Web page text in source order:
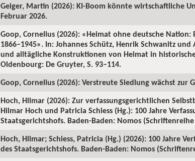
Geiger, Martin (2026): KI-Boom könnte wirtschaftliche
Februar 2026.
Goop, Cornelius (2026): «Heimat ohne deutsche
1866–1945». In: Johannes Schütz, Henrik Schwanitz
und alltägliche Konstruktionen von Heimat in
Oldenbourg: De Gruyter, S. 93–114.
Goop, Cornelius (2026): Verstreute Siedlung wächst zur
Hoch, Hilmar (2026): Zur verfassungsgerichtlichen
Hilmar Hoch und Patricia Schiess (Hg.): 100 Jahre
Staatsgerichtshofs. Baden-Baden: Nomos
Hoch, Hilmar; Schiess, Patricia (Hg.) (2026): 100 Jahre
des Staatsgerichtshofs. Baden-Baden: Nomos